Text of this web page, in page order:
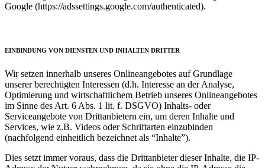
Google (https://adssettings.google.com/authenticated).
EINBINDUNG VON DIENSTEN UND INHALTEN DRITTER
Wir setzen innerhalb unseres Onlineangebotes auf Grundlage
unserer berechtigten Interessen (d.h. Interesse an der Analyse,
Optimierung und wirtschaftlichem Betrieb unseres Onlineangebotes
im Sinne des Art. 6 Abs. 1 lit. f. DSGVO) Inhalts- oder
Serviceangebote von Drittanbietern ein, um deren Inhalte und
Services, wie z.B. Videos oder Schriftarten einzubinden
(nachfolgend einheitlich bezeichnet als “Inhalte”).
Dies setzt immer voraus, dass die Drittanbieter dieser Inhalte, die IP-